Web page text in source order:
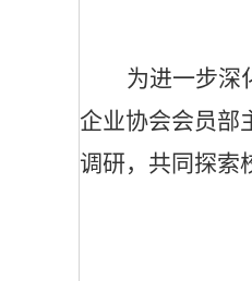
为进一步深
企业协会会员部
调研，共同探索